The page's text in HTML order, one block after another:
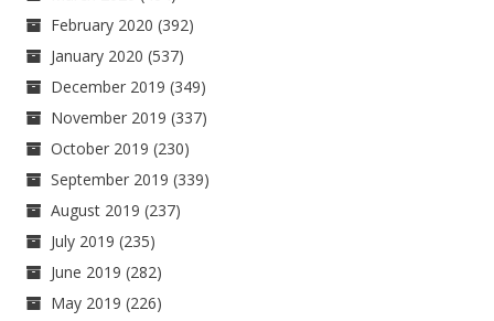
February 2020 (392)
January 2020 (537)
December 2019 (349)
November 2019 (337)
October 2019 (230)
September 2019 (339)
August 2019 (237)
July 2019 (235)
June 2019 (282)
May 2019 (226)